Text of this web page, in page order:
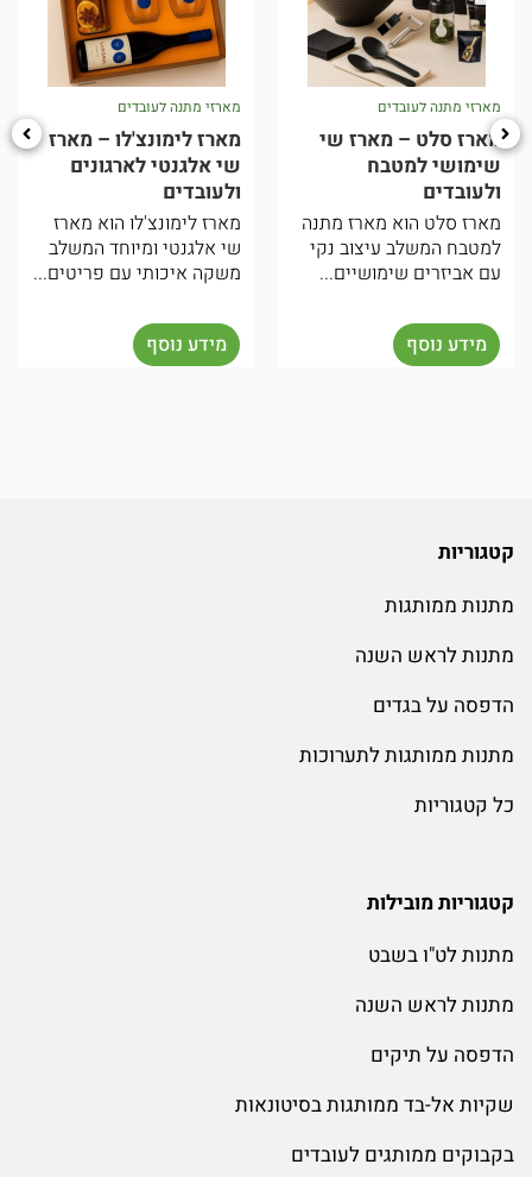
לעובדים
– מארז שי
למטבח
הוא מארז מתנה
המשלב עיצוב נקי
שימושיים...
נוסף
מארזי מתנה לעובדים
מארז לימונצ'לו – מארז
שי אלגנטי לארגונים
ולעובדים
מארז לימונצ'לו הוא מארז
שי אלגנטי ומיוחד המשלב
משקה איכותי עם פריטים...
מידע נוסף
מארז
המארז
קטגוריות
מתנות ממותגות
מתנות לראש השנה
הדפסה על בגדים
מתנות ממותגות לתערוכות
כל קטגוריות
קטגוריות מובילות
מתנות לט"ו בשבט
מתנות לראש השנה
הדפסה על תיקים
שקיות אל-בד ממותגות בסיטונאות
בקבוקים ממותגים לעובדים